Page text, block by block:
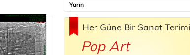
Yarın
Her Güne Bir Sanat Terimi
Pop Art